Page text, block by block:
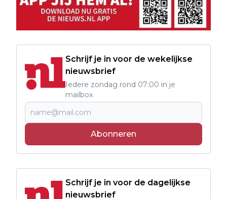
Schrijf je in voor de wekelijkse
nieuwsbrief
Iedere zondag rond 07:00 in je
mailbox
Abonneren
Schrijf je in voor de dagelijkse
nieuwsbrief